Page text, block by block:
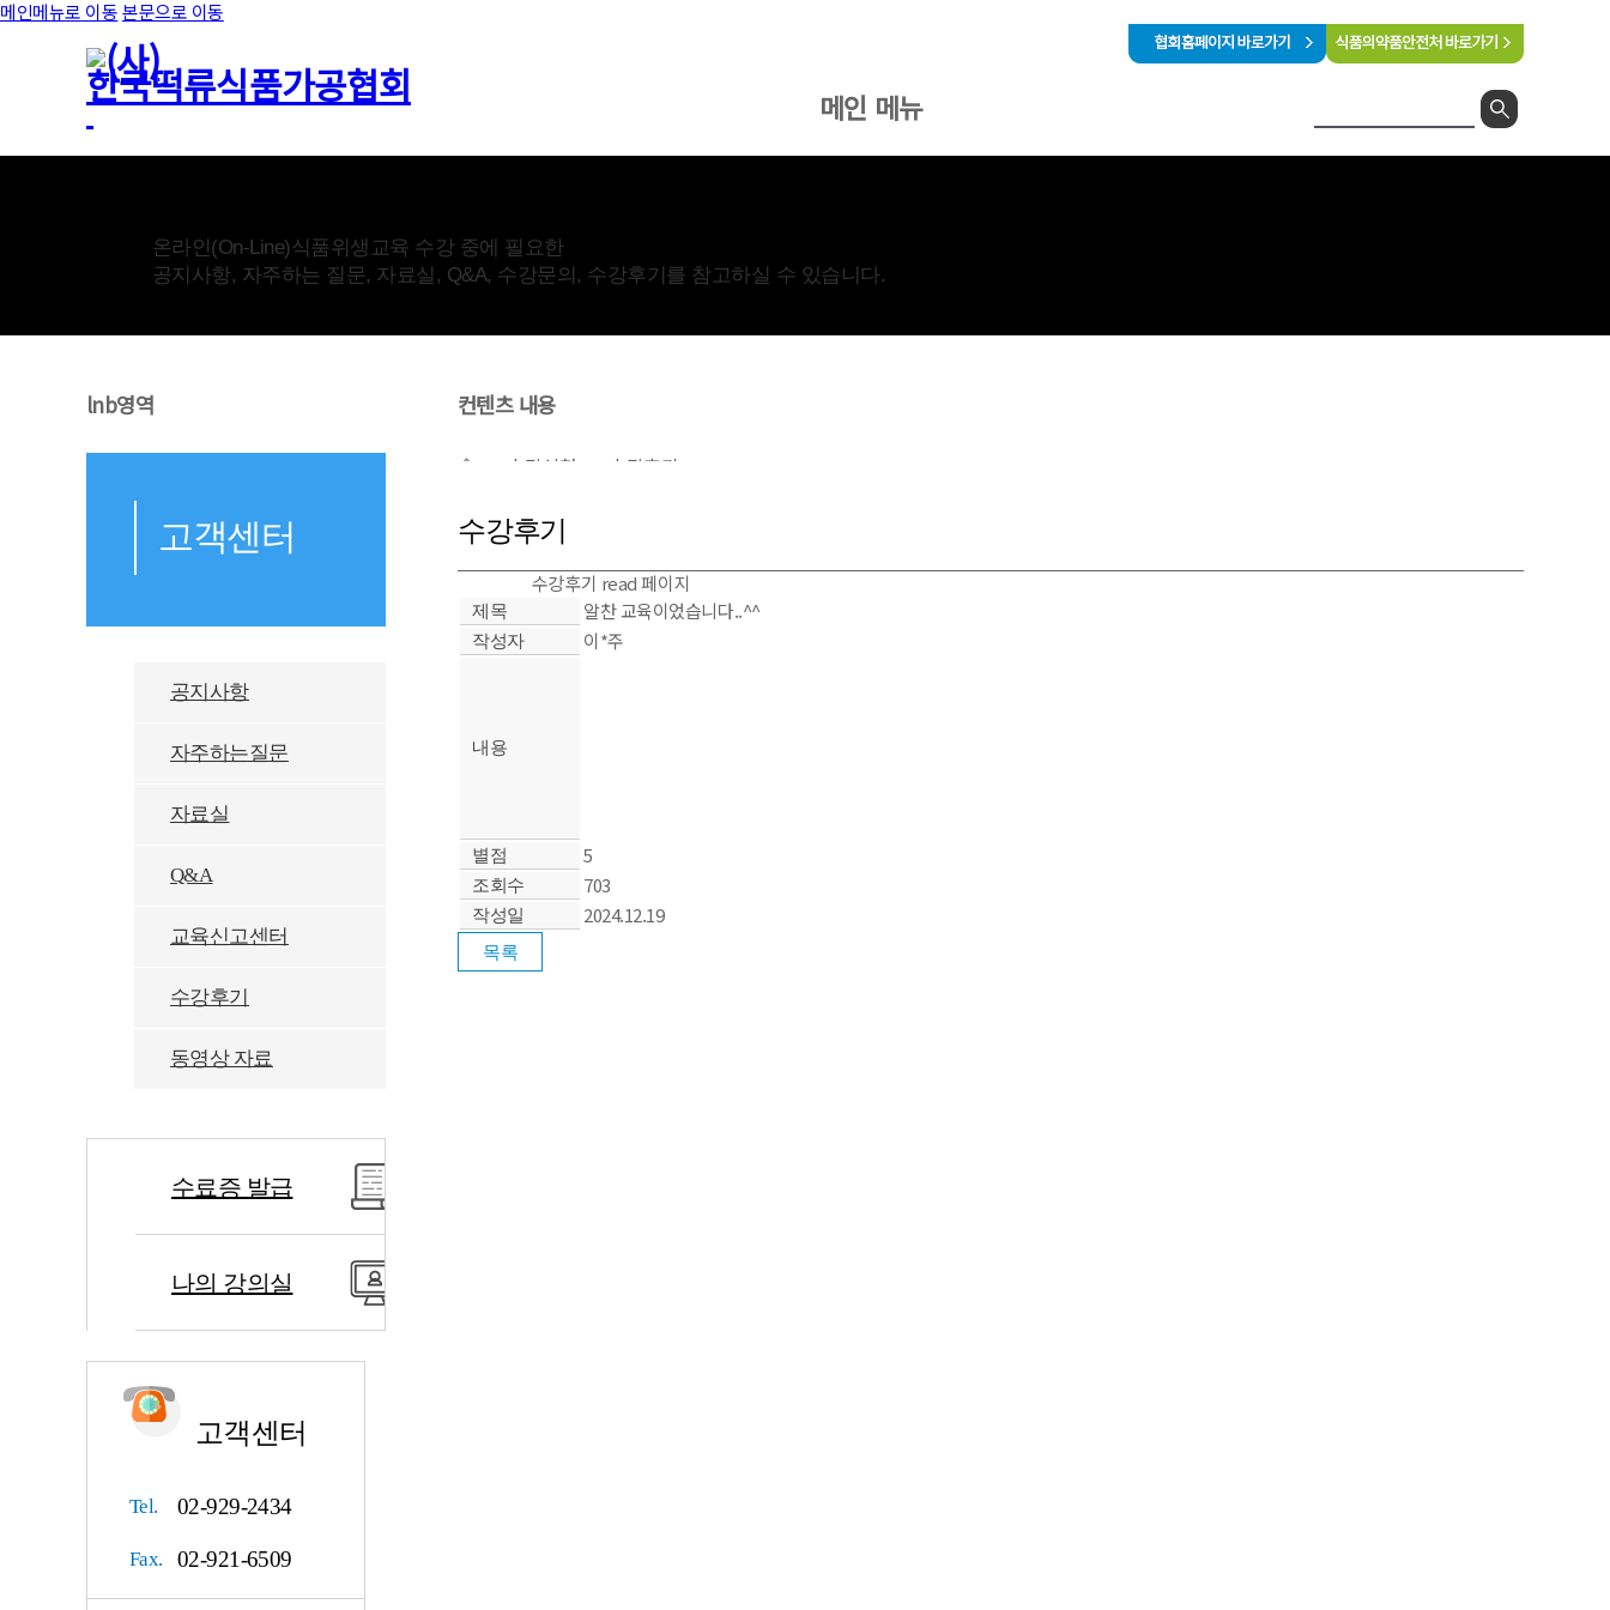
메인메뉴로 이동본문으로 이동
온라인(On-Line)식품위생교육 수강 중에 필요한
공지사항, 자주하는 질문, 자료실, Q&A, 수강문의, 수강후기를 참고하실 수 있습니다.
lnb영역
고객센터
공지사항
자주하는질문
자료실
Q&A
교육신고센터
수강후기
동영상 자료
수료증 발급
나의 강의실
고객센터
Tel. 02-929-2434
Fax. 02-921-6509
컨텐츠 내용
수강신청 수강후기
수강후기
수강후기 read 페이지
제목 알찬 교육이었습니다..^^
작성자 이*주
내용
별점 5
조회수 703
작성일 2024.12.19
메인 메뉴